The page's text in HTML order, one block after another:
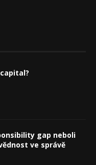
gap neboli
ve správě